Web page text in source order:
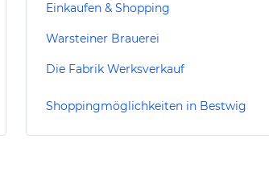
Einkaufen & Shopping
Warsteiner Brauerei
Die Fabrik Werksverkauf
Shoppingmöglichkeiten in Bestwig